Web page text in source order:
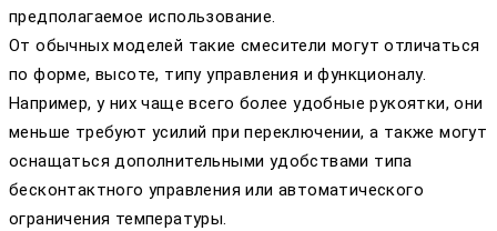
предполагаемое использование.
От обычных моделей такие смесители могут отличаться
по форме, высоте, типу управления и функционалу.
Например, у них чаще всего более удобные рукоятки, они
меньше требуют усилий при переключении, а также могут
оснащаться дополнительными удобствами типа
бесконтактного управления или автоматического
ограничения температуры.